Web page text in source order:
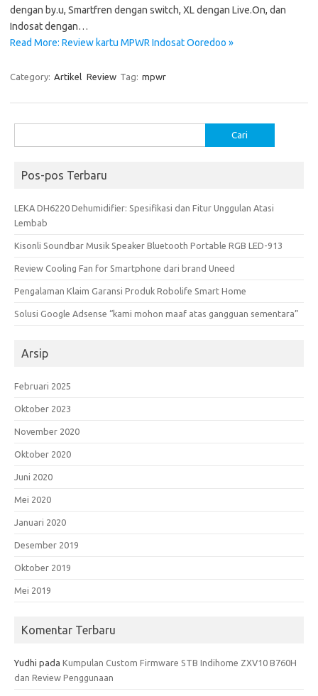
dengan by.u, Smartfren dengan switch, XL dengan Live.On, dan
Indosat dengan…
Read More: Review kartu MPWR Indosat Ooredoo »
Category: Artikel Review Tag: mpwr
untuk:
Pos-pos Terbaru
LEKA DH6220 Dehumidifier: Spesifikasi dan Fitur Unggulan Atasi
Lembab
Kisonli Soundbar Musik Speaker Bluetooth Portable RGB LED-913
Review Cooling Fan for Smartphone dari brand Uneed
Pengalaman Klaim Garansi Produk Robolife Smart Home
Solusi Google Adsense “kami mohon maaf atas gangguan sementara”
Arsip
Februari 2025
Oktober 2023
November 2020
Oktober 2020
Juni 2020
Mei 2020
Januari 2020
Desember 2019
Oktober 2019
Mei 2019
Komentar Terbaru
Yudhi pada Kumpulan Custom Firmware STB Indihome ZXV10 B760H
dan Review Penggunaan